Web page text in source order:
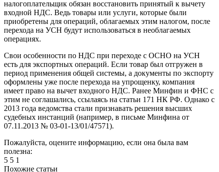
налогоплательщик обязан восстановить принятый к вычету
входной НДС. Ведь товары или услуги, которые были
приобретены для операций, облагаемых этим налогом, после
перехода на УСН будут использоваться в необлагаемых
операциях.
Свои особенности по НДС при переходе с ОСНО на УСН
есть для экспортных операций. Если товар был отгружен в
период применения общей системы, а документы по экспорту
оформлены уже после перехода на упрощенку, компания
имеет право на вычет входного НДС. Ранее Минфин и ФНС с
этим не соглашались, ссылаясь на статьи 171 НК РФ. Однако с
2013 года ведомства стали признавать решения высших
судебных инстанций (например, в письме Минфина от
07.11.2013 № 03-01-13/01/47571).
Пожалуйста, оцените информацию, если она была вам
полезна:
5 5 1
Похожие статьи